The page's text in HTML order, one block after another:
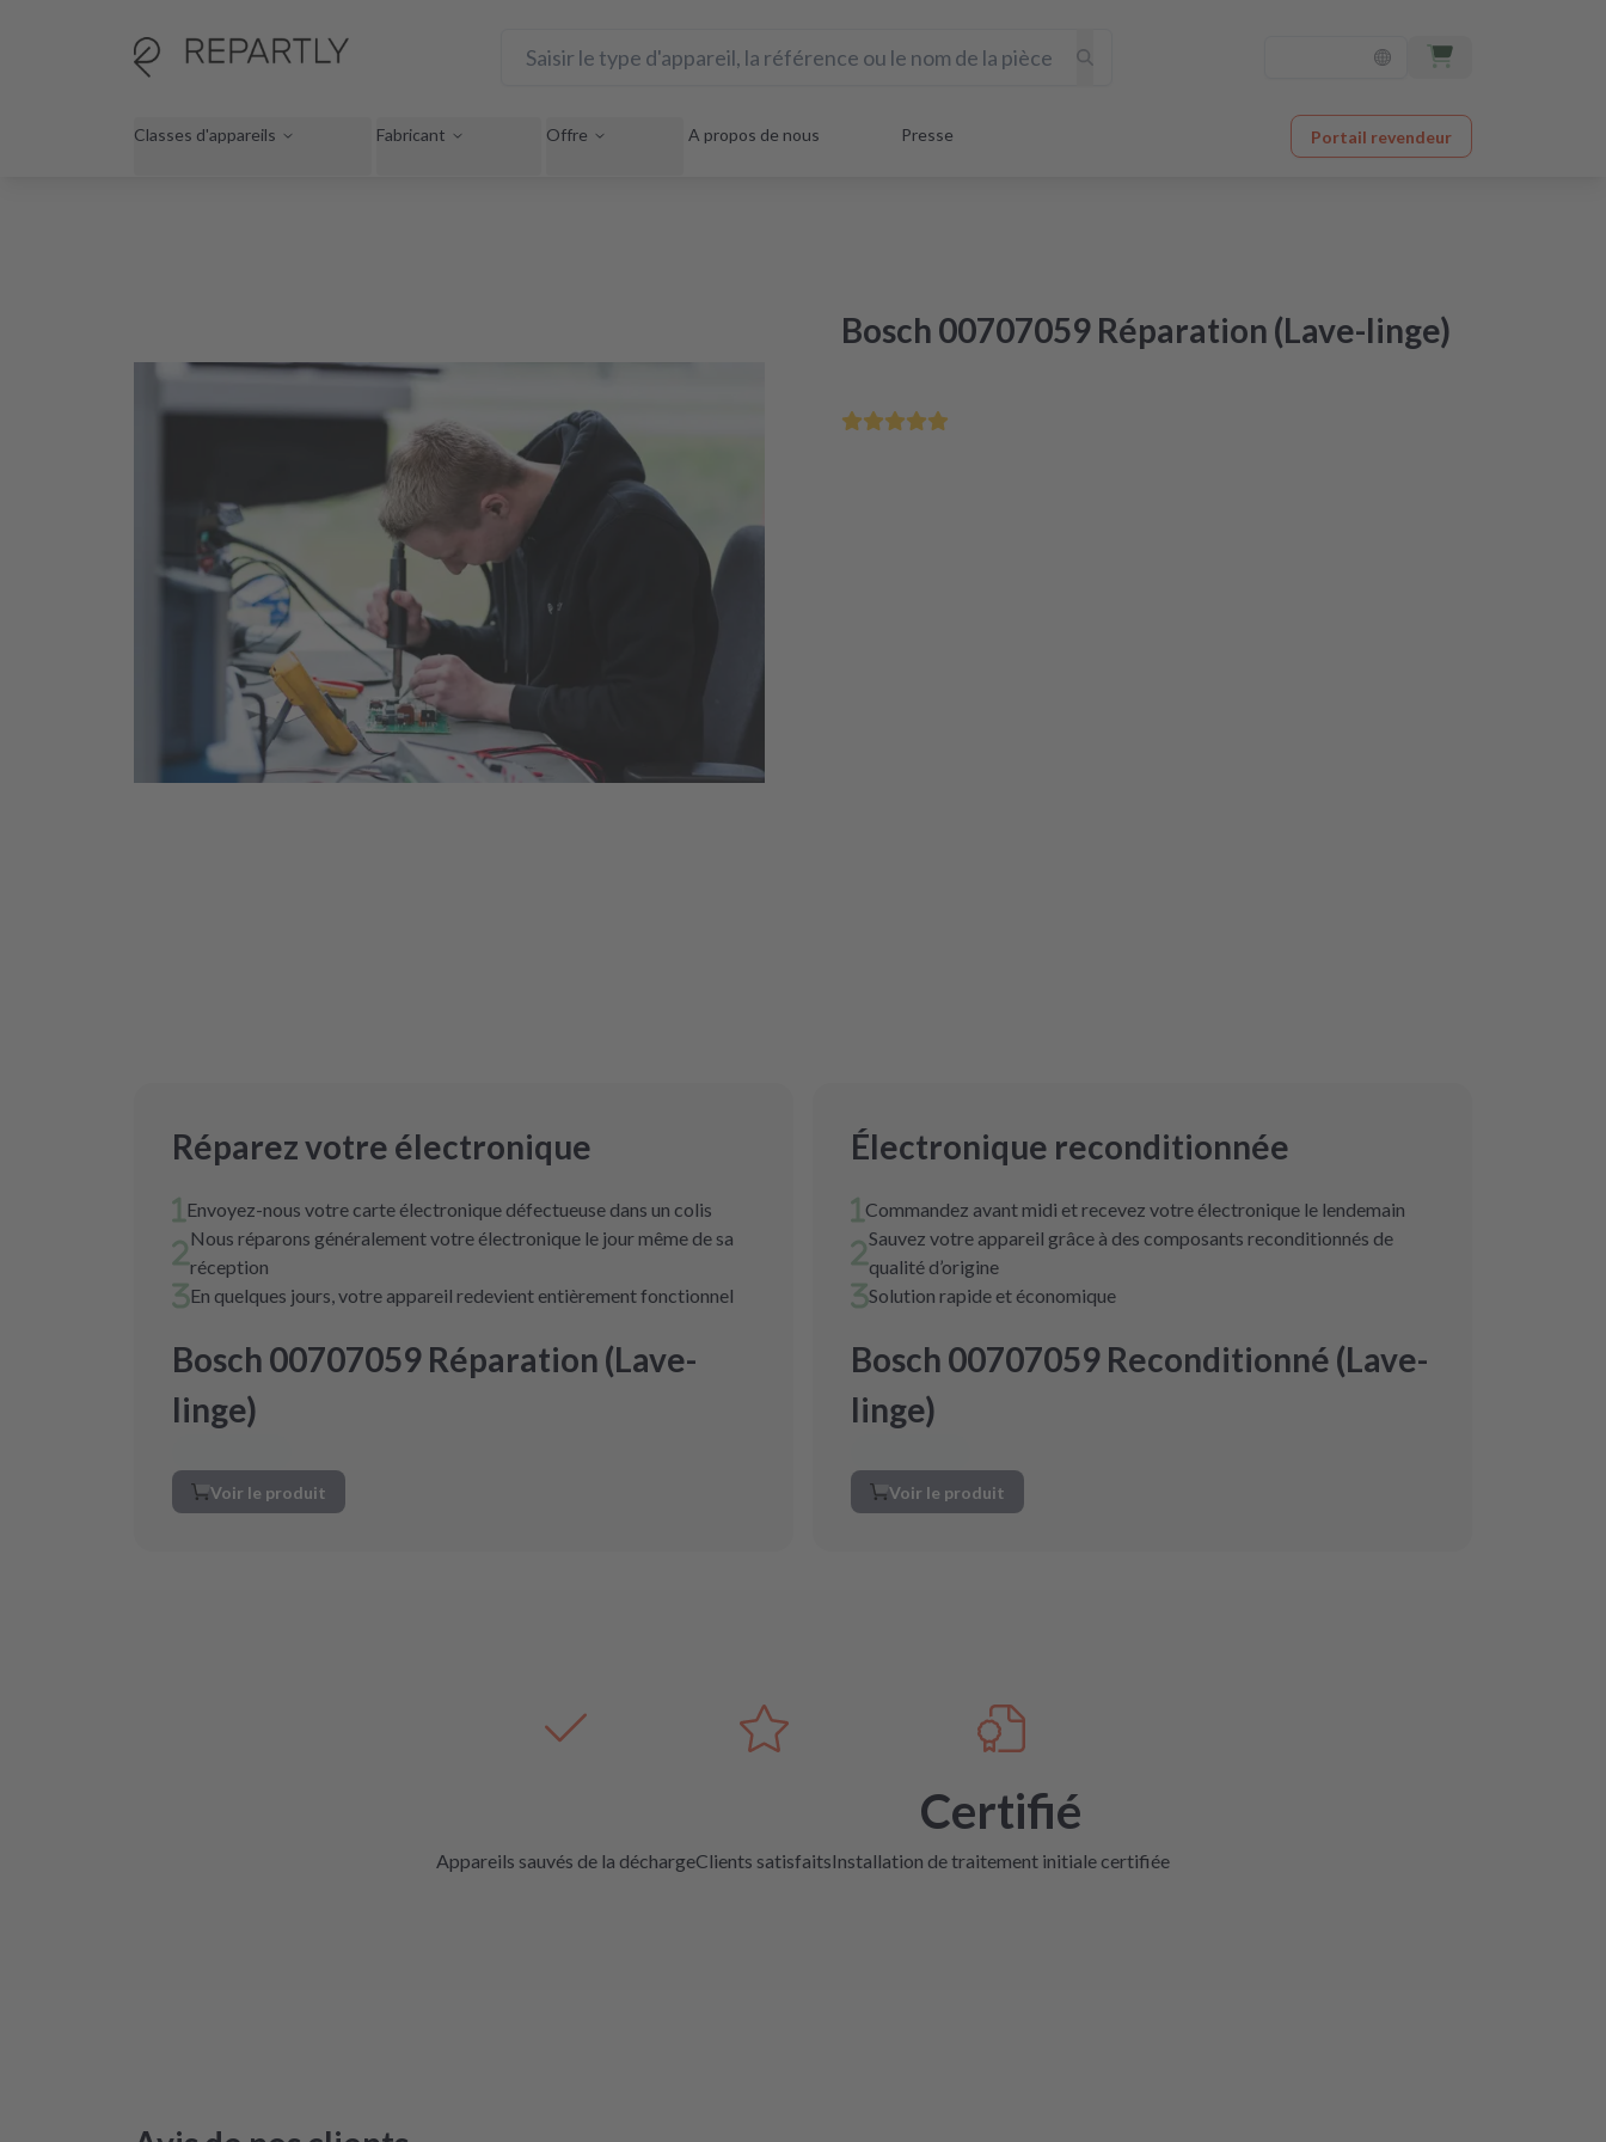
Classes d'appareils Fabricant Offre A propos de nous Presse Portail revendeur
Bosch 00707059 Réparation (Lave-linge)
Réparez votre électronique
Envoyez-nous votre carte électronique défectueuse dans un colis
Nous réparons généralement votre électronique le jour même de sa
réception
En quelques jours, votre appareil redevient entièrement fonctionnel
Bosch 00707059 Réparation (Lave-
linge)
Voir le produit
Électronique reconditionnée
Commandez avant midi et recevez votre électronique le lendemain
Sauvez votre appareil grâce à des composants reconditionnés de
qualité d’origine
Solution rapide et économique
Bosch 00707059 Reconditionné (Lave-
linge)
Voir le produit
Appareils sauvés de la déchargeClients satisfaits
Certifié
Installation de traitement initiale certifiée